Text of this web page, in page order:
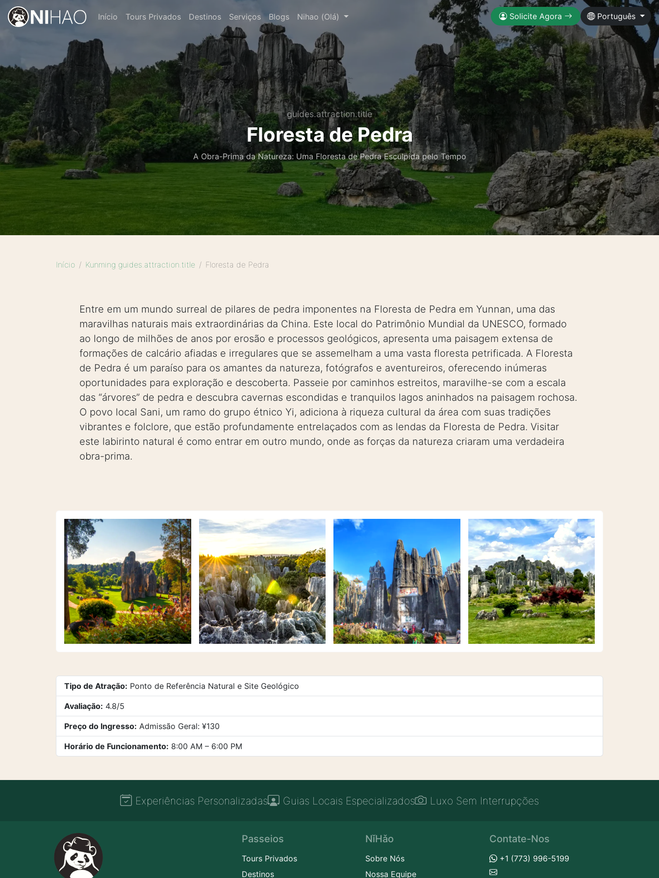
Início Tours Privados Destinos Serviços Blogs Nihao (Olá) Solicite Agora Português
guides.attraction.title
Floresta de Pedra
A Obra-Prima da Natureza: Uma Floresta de Pedra Esculpida pelo Tempo
Início Kunming guides.attraction.title Floresta de Pedra
Entre em um mundo surreal de pilares de pedra imponentes na Floresta de Pedra em Yunnan, uma das
maravilhas naturais mais extraordinárias da China. Este local do Patrimônio Mundial da UNESCO, formado
ao longo de milhões de anos por erosão e processos geológicos, apresenta uma paisagem extensa de
formações de calcário afiadas e irregulares que se assemelham a uma vasta floresta petrificada. A Floresta
de Pedra é um paraíso para os amantes da natureza, fotógrafos e aventureiros, oferecendo inúmeras
oportunidades para exploração e descoberta. Passeie por caminhos estreitos, maravilhe-se com a escala
das “árvores” de pedra e descubra cavernas escondidas e tranquilos lagos aninhados na paisagem rochosa.
O povo local Sani, um ramo do grupo étnico Yi, adiciona à riqueza cultural da área com suas tradições
vibrantes e folclore, que estão profundamente entrelaçados com as lendas da Floresta de Pedra. Visitar
este labirinto natural é como entrar em outro mundo, onde as forças da natureza criaram uma verdadeira
obra-prima.
Tipo de Atração: Ponto de Referência Natural e Site Geológico
Avaliação: 4.8/5
Preço do Ingresso: Admissão Geral: ¥130
Horário de Funcionamento: 8:00 AM – 6:00 PM
Experiências Personalizadas Guias Locais Especializados Luxo Sem Interrupções
Passeios
Tours Privados
Destinos
NǐHǎo
Sobre Nós
Nossa Equipe
Contate-Nos
+1 (773) 996-5199